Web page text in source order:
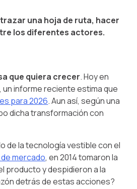
una hoja de ruta, hacer
los diferentes actores.
que quiera crecer. Hoy en
un informe reciente estima que
para 2026. Aun así, según una
dicha transformación con
de la tecnología vestible con el
mercado, en 2014 tomaron la
producto y despidieron a la
detrás de estas acciones?